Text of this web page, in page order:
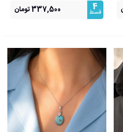
4
قسط 337,500 تومان